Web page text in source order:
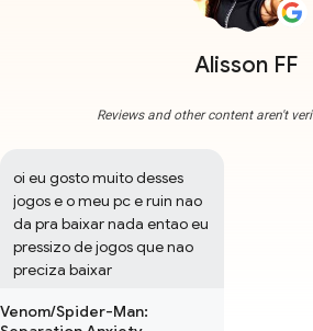
Alisson FF
Reviews and other content aren't
oi eu gosto muito desses
jogos e o meu pc e ruin nao
da pra baixar nada entao eu
pressizo de jogos que nao
preciza baixar
Venom/Spider-Man: